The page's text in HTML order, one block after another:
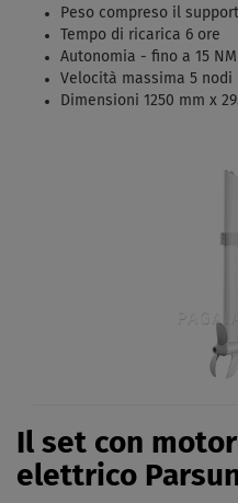
Peso compreso il
Tempo di ricarica 6 ore
Autonomia - fino a 15
Velocità massima 5 nodi
Dimensioni 1250 mm x
Il set con
elettrico